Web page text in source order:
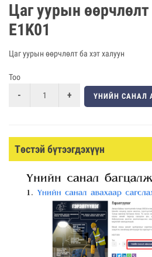
Цаг уурын өөрчлөлт
E1K01
Цаг уурын өөрчлөлт ба хэт халуун
Тоо
ҮНИЙН САНАЛ
Төстэй бүтээгдэхүүн